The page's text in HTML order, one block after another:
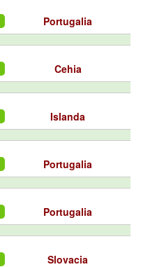
Portugalia
Cehia
Islanda
Portugalia
Portugalia
Slovacia